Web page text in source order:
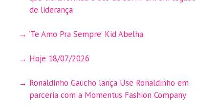
de liderança
‘Te Amo Pra Sempre’ Kid Abelha
Hoje 18/07/2026
Ronaldinho Gaúcho lança Use Ronaldinho em
parceria com a Momentus Fashion Company